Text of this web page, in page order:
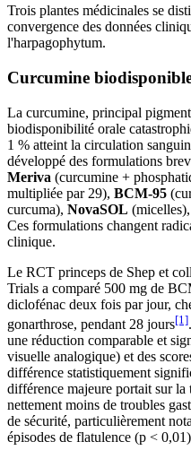
Trois plantes médicinales se
convergence des données
l'harpagophytum.
Curcumine
La curcumine, principal
biodisponibilité orale
1 % atteint la circulation
développé des formulations
Meriva (curcumine +
multipliée par 29), BCM-95
curcuma), NovaSOL (micelles),
Ces formulations changent
clinique.
Le RCT princeps de Shep et
Trials a comparé 500 mg de
diclofénac deux fois par jour,
gonarthrose, pendant 28 jours[1]
une réduction comparable et
visuelle analogique) et des
différence statistiquement
différence majeure portait sur
nettement moins de troubles
de sécurité, particulièrement
épisodes de flatulence (p <